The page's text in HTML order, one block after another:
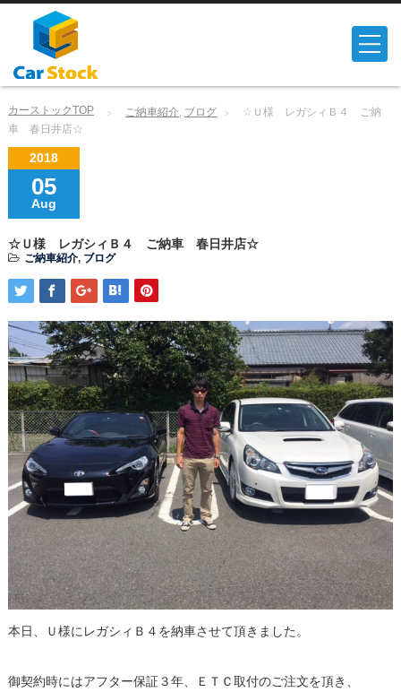
カーストックTOP ご納車紹介 ブログ
☆Ｕ様 レガシィＢ４ ご納
車 春日井店☆
2018
05
Aug
☆Ｕ様 レガシィＢ４ ご納車 春日井店☆
ご納車紹介, ブログ
本日、Ｕ様にレガシィＢ４を納車させて頂きました。
御契約時にはアフター保証３年、ＥＴＣ取付のご注文を頂き、